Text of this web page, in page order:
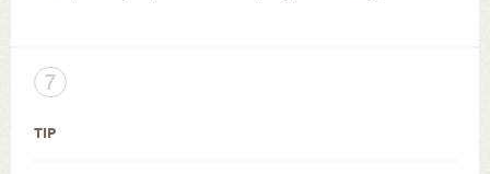
7
TIP